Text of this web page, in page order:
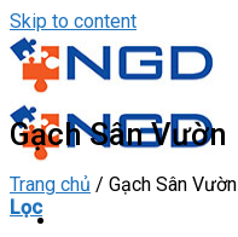
Skip to content
Gạch Sân Vườn
Trang chủ / Gạch Sân Vườn
Lọc